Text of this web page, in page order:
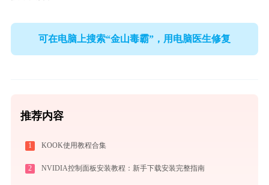
可在电脑上搜索“金山毒霸”，用电脑医生修复
推荐内容
1 KOOK使用教程合集
2 NVIDIA控制面板安装教程：新手下载安装完整指南